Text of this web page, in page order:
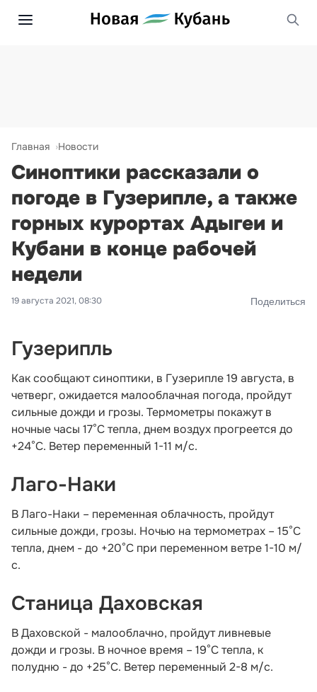
Главная Новости
Синоптики рассказали о
погоде в Гузерипле, а также
горных курортах Адыгеи и
Кубани в конце рабочей
недели
19 августа 2021, 08:30 Поделиться
Гузерипль
Как сообщают синоптики, в Гузерипле 19 августа, в
четверг, ожидается малооблачная погода, пройдут
сильные дожди и грозы. Термометры покажут в
ночные часы 17°С тепла, днем воздух прогреется до
+24°С. Ветер переменный 1-11 м/с.
Лаго-Наки
В Лаго-Наки – переменная облачность, пройдут
сильные дожди, грозы. Ночью на термометрах – 15°С
тепла, днем - до +20°С при переменном ветре 1-10 м/
с.
Станица Даховская
В Даховской - малооблачно, пройдут ливневые
дожди и грозы. В ночное время – 19°С тепла, к
полудню - до +25°С. Ветер переменный 2-8 м/с.